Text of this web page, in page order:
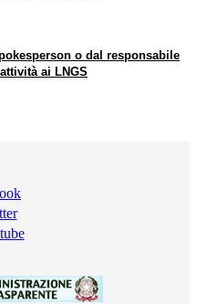
o dal responsabile
ai LNGS